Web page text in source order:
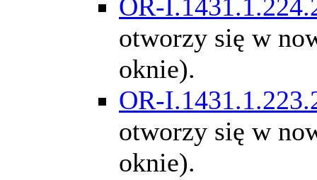
OR-
otworzy się w
oknie).
OR-
otworzy się w
oknie).